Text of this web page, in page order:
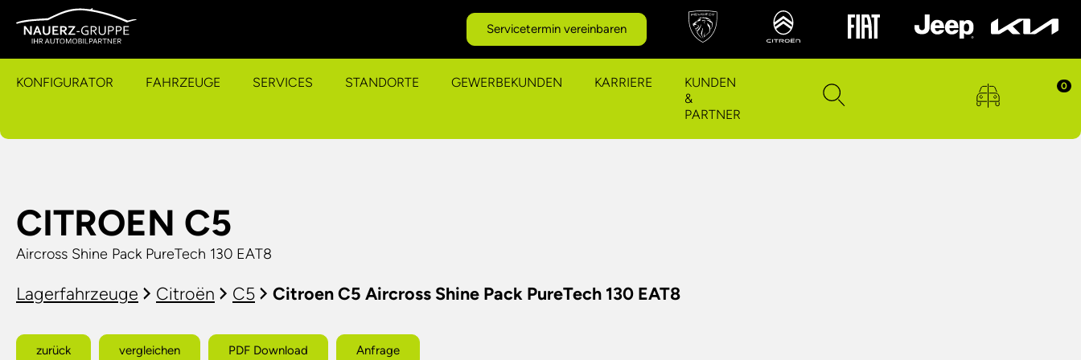
Servicetermin vereinbaren
KONFIGURATOR FAHRZEUGE SERVICES STANDORTE GEWERBEKUNDEN KARRIERE
KUNDEN
&
PARTNER
0
CITROEN C5
Aircross Shine Pack PureTech 130 EAT8
Lagerfahrzeuge Citroën C5 Citroen C5 Aircross Shine Pack PureTech 130 EAT8
zurück vergleichen PDF Download Anfrage